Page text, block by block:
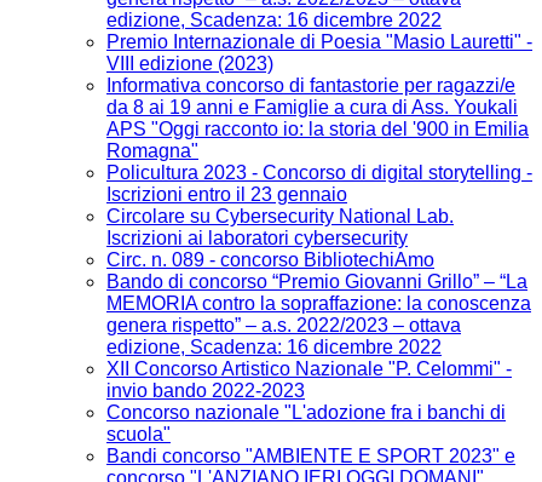
edizione, Scadenza: 16 dicembre 2022
Premio Internazionale di Poesia "Masio Lauretti" -
VIII edizione (2023)
Informativa concorso di fantastorie per ragazzi/e
da 8 ai 19 anni e Famiglie a cura di Ass. Youkali
APS "Oggi racconto io: la storia del '900 in Emilia
Romagna"
Policultura 2023 - Concorso di digital storytelling -
Iscrizioni entro il 23 gennaio
Circolare su Cybersecurity National Lab.
Iscrizioni ai laboratori cybersecurity
Circ. n. 089 - concorso BibliotechiAmo
Bando di concorso “Premio Giovanni Grillo” – “La
MEMORIA contro la sopraffazione: la conoscenza
genera rispetto” – a.s. 2022/2023 – ottava
edizione, Scadenza: 16 dicembre 2022
XII Concorso Artistico Nazionale "P. Celommi" -
invio bando 2022-2023
Concorso nazionale "L'adozione fra i banchi di
scuola"
Bandi concorso "AMBIENTE E SPORT 2023" e